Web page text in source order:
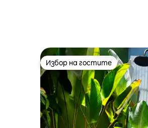
Избор на гостите
Избор на гостите